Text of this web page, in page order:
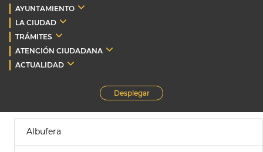
AYUNTAMIENTO
LA CIUDAD
TRÁMITES
ATENCIÓN CIUDADANA
ACTUALIDAD
Desplegar
Albufera